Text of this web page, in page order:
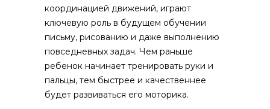
координацией движений, играют
ключевую роль в будущем обучении
письму, рисованию и даже выполнению
повседневных задач. Чем раньше
ребенок начинает тренировать руки и
пальцы, тем быстрее и качественнее
будет развиваться его моторика.